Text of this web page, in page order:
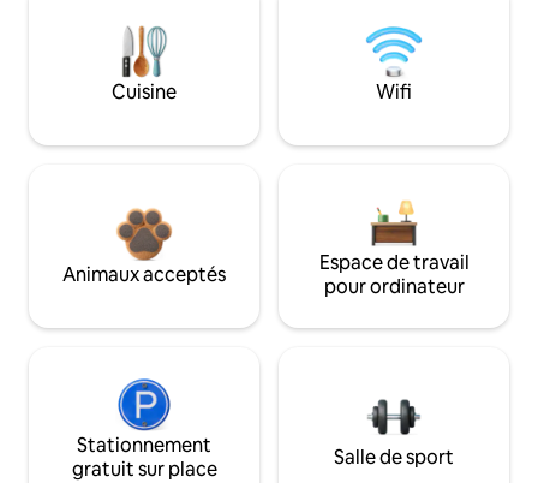
Cuisine Wifi
Animaux acceptés
Espace de travail
pour ordinateur
Stationnement
gratuit sur place
Salle de sport